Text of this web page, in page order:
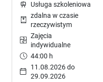
Usługa szkoleniowa
zdalna w czasie
rzeczywistym
Zajęcia
indywidualne
44:00 h
11.08.2026 do
29.09.2026